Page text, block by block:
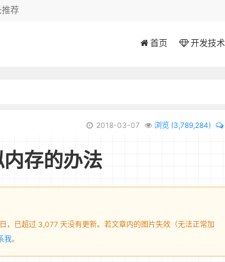
荐
首页 开发技术
2018-03-07 浏览 (3,789,284)
内存的办法
，已超过 3,077 天没有更新。若文章内的图片失效（无法正常加
我。